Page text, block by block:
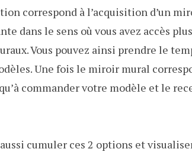
correspond à l’acquisition d’un
dans le sens où vous avez accès
Vous pouvez ainsi prendre le
Une fois le miroir mural
commander votre modèle et le
cumuler ces 2 options et